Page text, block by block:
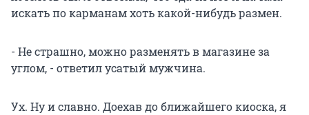
искать по карманам хоть какой-нибудь размен.
- Не страшно, можно разменять в магазине за
углом, - ответил усатый мужчина.
Ух. Ну и славно. Доехав до ближайшего киоска, я